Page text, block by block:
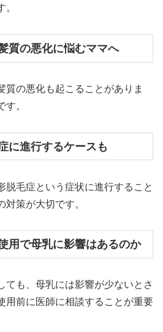
質の悪化に悩むママへ
質の悪化も起こることがありま
。
に進行するケースも
脱毛症という症状に進行すること
対策が大切です。
用で母乳に影響はあるのか
ても、母乳には影響が少ないとさ
用前に医師に相談することが重要